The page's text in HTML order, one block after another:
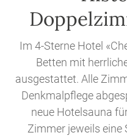
Im 4-Sterne Hotel
Betten mit
ausgestattet. Alle
Denkmalpflege
neue Hotelsauna
Zimmer jeweils eine